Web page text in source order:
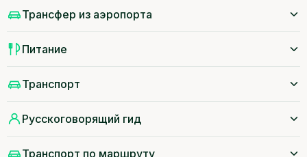
Трансфер из аэропорта
Питание
Транспорт
Русскоговорящий гид
Транспорт по маршруту